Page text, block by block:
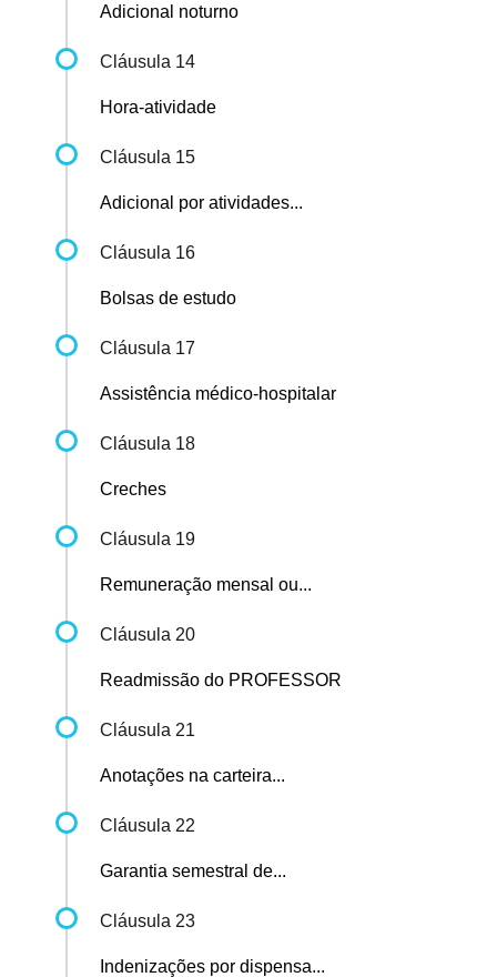
Adicional noturno
Cláusula 14
Hora-atividade
Cláusula 15
Adicional por atividades...
Cláusula 16
Bolsas de estudo
Cláusula 17
Assistência médico-hospitalar
Cláusula 18
Creches
Cláusula 19
Remuneração mensal ou...
Cláusula 20
Readmissão do PROFESSOR
Cláusula 21
Anotações na carteira...
Cláusula 22
Garantia semestral de...
Cláusula 23
Indenizações por dispensa...